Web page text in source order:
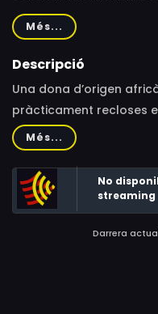
Liana Turner, Ayesha
Tamakloe, Jenni
Cox, Andrew John Tait,
Més...
Descripció
Una dona d’origen
pràcticament recloses
Glasgow. La nena, però,
d’escola i cada cop té
món. Això provoca que
del seu passat.
Més...
No
streaming
Darrera